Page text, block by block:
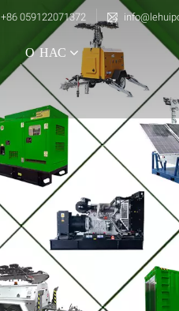
+86 059122071372
О НАС